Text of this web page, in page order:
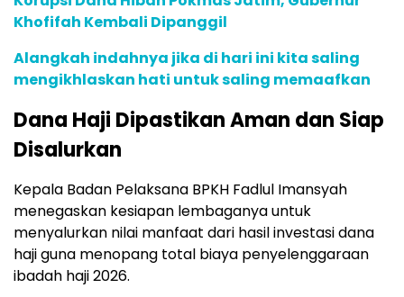
Khofifah Kembali Dipanggil
Alangkah indahnya jika di hari ini kita saling
mengikhlaskan hati untuk saling memaafkan
Dana Haji Dipastikan Aman dan Siap
Disalurkan
Kepala Badan Pelaksana BPKH Fadlul Imansyah
menegaskan kesiapan lembaganya untuk
menyalurkan nilai manfaat dari hasil investasi dana
haji guna menopang total biaya penyelenggaraan
ibadah haji 2026.